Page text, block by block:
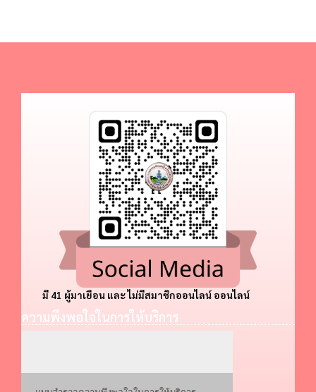
มี 41 ผู้มาเยือน และ ไม่มีสมาชิกออนไลน์ ออนไลน์
ความพึงพอใจในการให้บริการ